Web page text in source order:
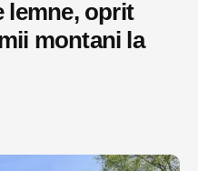
lemne, oprit
montani la